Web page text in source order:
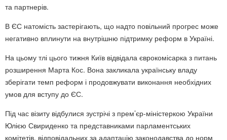
та партнерів.
В ЄС натомість застерігають, що надто повільний прогрес може
негативно вплинути на внутрішню підтримку реформ в Україні.
На цьому тлі цього тижня Київ відвідала єврокомісарка з питань
розширення Марта Кос. Вона закликала українську владу
зберігати темп реформ і продовжувати виконання необхідних
умов для вступу до ЄС.
Під час візиту відбулися зустрічі з прем’єр-міністеркою України
Юлією Свириденко та представниками парламентських
комітетів, відповідальних за адаптацію законодавства до норм